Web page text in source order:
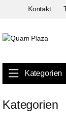
Kontakt
Kategorien
Kategorien